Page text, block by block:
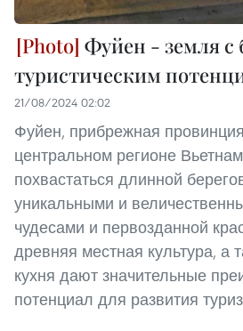
Фуйен - земля с
туристическим
21/08/2024 02:02
Фуйен, прибрежная
центральном регионе
похвастаться длинной
уникальными и
чудесами и первозданной
древняя местная культура, а
кухня дают значительные
потенциал для развития